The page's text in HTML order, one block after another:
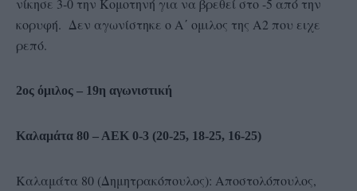
νίκησε 3-0 την Κομοτηνή για να βρεθεί στο -5 από την
κορυφή. Δεν αγωνίστηκε ο Α΄ ομιλος της Α2 που ειχε
ρεπό.
2ος όμιλος – 19η αγωνιστική
Καλαμάτα 80 – ΑΕΚ 0-3 (20-25, 18-25, 16-25)
Καλαμάτα 80 (Δημητρακόπουλος): Αποστολόπουλος,